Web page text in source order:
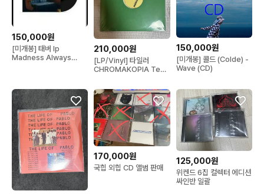
150,000원
[미개봉] 태버 lp
Madness Always
210,000원
[LP/Vinyl] 타일러
CHROMAKOPIA Test
150,000원
[미개봉] 콜드 (Colde) -
Wave (CD)
170,000원
국힙 외힙 CD 앨범 판매
125,000원
위켄드 6집 컬렉터 에디션
싸인반 일괄